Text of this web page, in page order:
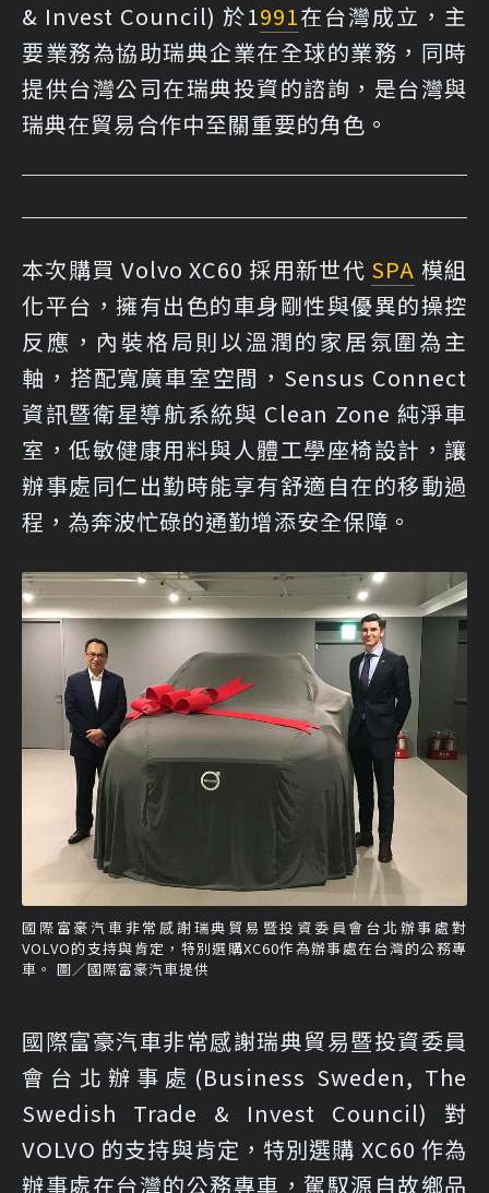
& Invest Council) 於1991在台灣成立，主
要業務為協助瑞典企業在全球的業務，同時
提供台灣公司在瑞典投資的諮詢，是台灣與
瑞典在貿易合作中至關重要的角色。
本次購買 Volvo XC60 採用新世代 SPA 模組
化平台，擁有出色的車身剛性與優異的操控
反應，內裝格局則以溫潤的家居氛圍為主
軸，搭配寬廣車室空間，Sensus Connect
資訊暨衛星導航系統與 Clean Zone 純淨車
室，低敏健康用料與人體工學座椅設計，讓
辦事處同仁出勤時能享有舒適自在的移動過
程，為奔波忙碌的通勤增添安全保障。
國際富豪汽車非常感謝瑞典貿易暨投資委員會台北辦事處對
VOLVO的支持與肯定，特別選購XC60作為辦事處在台灣的公務專
車。 圖／國際富豪汽車提供
國際富豪汽車非常感謝瑞典貿易暨投資委員
會台北辦事處(Business Sweden, The
Swedish Trade & Invest Council) 對
VOLVO 的支持與肯定，特別選購 XC60 作為
辦事處在台灣的公務專車，駕馭源自故鄉品